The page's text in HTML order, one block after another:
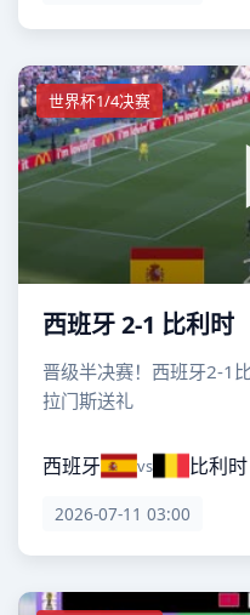
世界杯1/4决赛
西班牙 2-1 比利时
晋级半决赛！西班牙2-1
拉门斯送礼
西班牙 vs 比利时
2026-07-11 03:00